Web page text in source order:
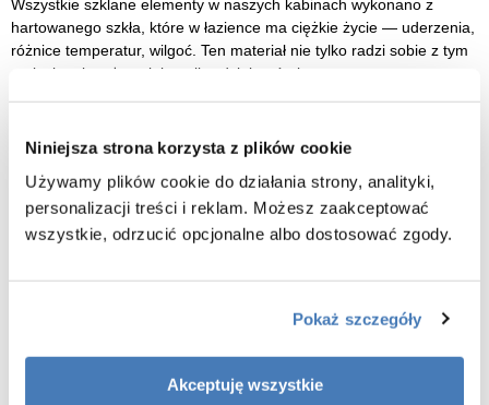
Niniejsza strona korzysta z plików cookie
Używamy plików cookie do działania strony, analityki,
personalizacji treści i reklam. Możesz zaakceptować
wszystkie, odrzucić opcjonalne albo dostosować zgody.
Pokaż szczegóły
Akceptuję wszystkie
Wszystkie szklane elementy w naszych kabinach wykonano z
hartowanego szkła, które w łazience ma ciężkie życie — uderzenia,
różnice temperatur, wilgoć. Ten materiał nie tylko radzi sobie z tym
na luzie, ale też spełnia najbardziej wyśrubowane normy
szkło ma solidne 5 mm grubości, a dodatkowa powłoka NANO
Precyzyjne wykończenie w każdym detalu:
został opracowany tak, aby połączyć estetykę z trwałością.
zapewnia wieloletnie, bezproblemowe użytkowanie bez